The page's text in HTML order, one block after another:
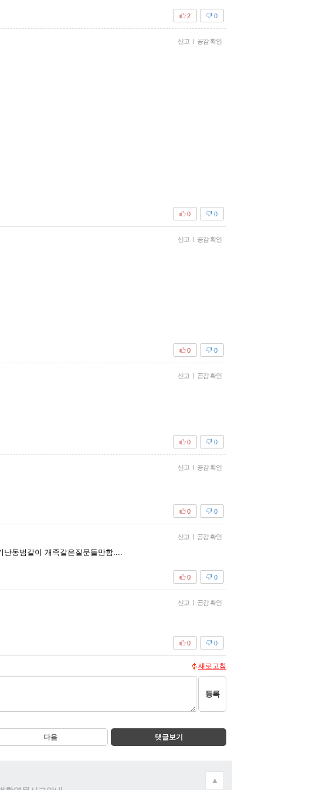
0
2
신고 | 공감 확인
0
0
신고 | 공감 확인
0
0
신고 | 공감 확인
0
0
신고 | 공감 확인
0
0
신고 | 공감 확인
동범같이 개족같은질문들만함....
0
0
신고 | 공감 확인
0
0
새로고침
등록
다음 댓글보기
▲